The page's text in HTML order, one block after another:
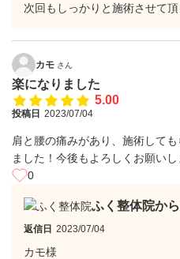
次回もしっかりと施術させて頂
カモ さん
楽になりました
5.00
投稿日 2023/07/04
肩と腰の痛みがあり、施術して
ました！今後もよろしくお願いし
0
ふく整体院か
返信日 2023/07/04
カモ様